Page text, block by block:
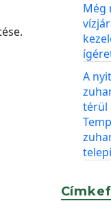
Még
A
térül